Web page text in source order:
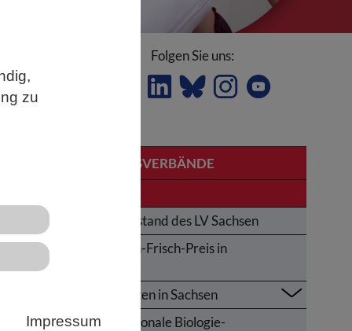
zu
Impressum
Folgen Sie uns:
LANDESVERBÄNDE
Der Vorstand des LV Sachsen
Karl-von-Frisch-Preis in
Aktivitäten in Sachsen
Internationale Biologie-